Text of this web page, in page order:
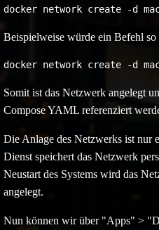
Beispielweise würde ein Befehl so
docker network create -d
Somit ist das Netzwerk angelegt
Compose YAML referenziert
Die Anlage des Netzwerks ist nur
Dienst speichert das Netzwerk
Neustart des Systems wird das
angelegt.
Nun können wir über "Apps" >